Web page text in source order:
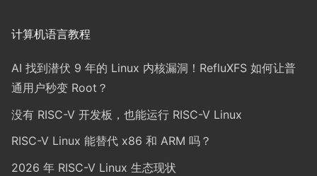
计算机语言教程
AI 找到潜伏 9 年的 Linux 内核漏洞！RefluXFS 如何让普
通用户秒变 Root？
没有 RISC-V 开发板，也能运行 RISC-V Linux
RISC-V Linux 能替代 x86 和 ARM 吗？
2026 年 RISC-V Linux 生态现状